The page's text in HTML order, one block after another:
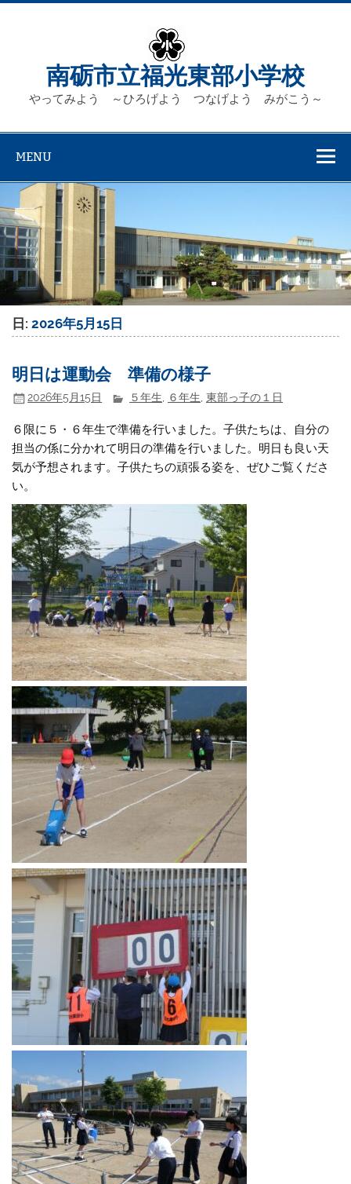
Skip
南砺市立福光東部小学校
やってみよう ～ひろげよう つなげよう みがこう～
MENU
日:2026年5月15日
明日は運動会 準備の様子
2026年5月15日 ５年生 ６年生 ,東部っ子の１日
６限に５・６年生で準備を行いました。子供たちは、自分の
担当の係に分かれて明日の準備を行いました。明日も良い天
気が予想されます。子供たちの頑張る姿を、ぜひご覧くださ
い。